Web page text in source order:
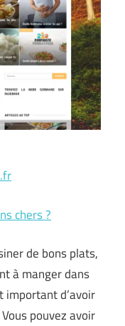
chers ?
de bons plats,
à manger dans
important d’avoir
pouvez avoir